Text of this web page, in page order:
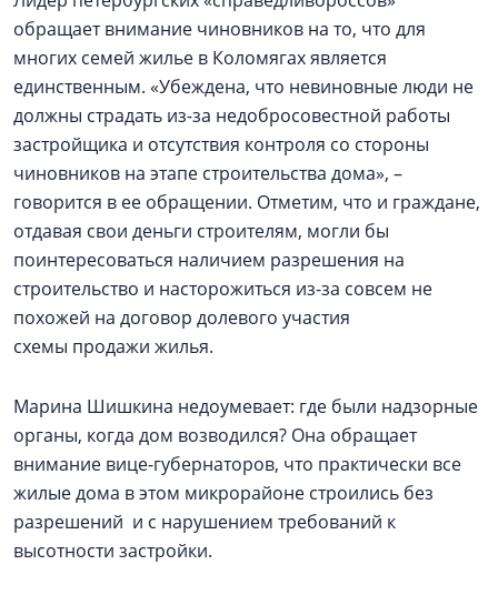
обращает внимание чиновников на то, что для
многих семей жилье в Коломягах является
единственным. «Убеждена, что невиновные люди не
должны страдать из-за недобросовестной работы
застройщика и отсутствия контроля со стороны
чиновников на этапе строительства дома», –
говорится в ее обращении. Отметим, что и граждане,
отдавая свои деньги строителям, могли бы
поинтересоваться наличием разрешения на
строительство и насторожиться из-за совсем не
похожей на договор долевого участия
схемы продажи жилья.
Марина Шишкина недоумевает: где были надзорные
органы, когда дом возводился? Она обращает
внимание вице-губернаторов, что практически все
жилые дома в этом микрорайоне строились без
разрешений и с нарушением требований к
высотности застройки.